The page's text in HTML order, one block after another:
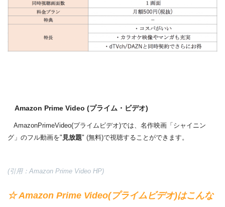
Amazon Prime Video (プライム・ビデオ)
AmazonPrimeVideo(プライムビデオ)では、名作映画「シャイニン
グ」のフル動画を" 見放題" (無料)で視聴することができます。
(引用：Amazon Prime Video HP)
☆ Amazon Prime Video(プライムビデオ)はこんな